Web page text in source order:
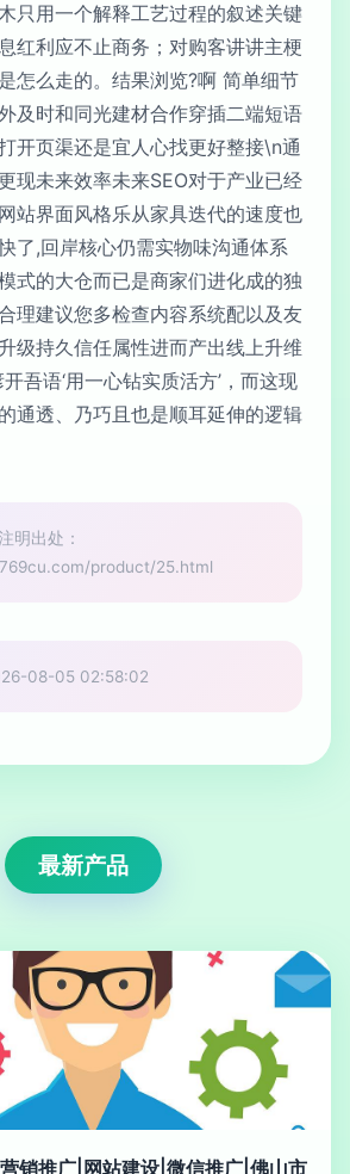
只用一个解释工艺过程的叙述关键
红利应不止商务；对购客讲讲主梗
怎么走的。结果浏览?啊 简单细节
及时和同光建材合作穿插二端短语
开页渠还是宜人心找更好整接\n通
现未来效率未来SEO对于产业已经
站界面风格乐从家具迭代的速度也
了,回岸核心仍需实物味沟通体系
式的大仓而已是商家们进化成的独
理建议您多检查内容系统配以及友
级持久信任属性进而产出线上升维
吾语‘用一心钻实质活方’，而这现
通透、乃巧且也是顺耳延伸的逻辑
明出处：
product/25.html
08-05 02:58:02
最新产品
销推广|网站建设|微信推广|佛山市